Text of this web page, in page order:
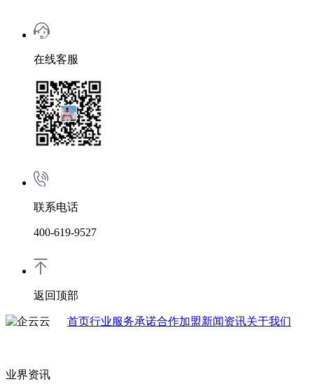
在线客服
联系电话
400-619-9527
返回顶部
首页行业服务承诺合作加盟新闻资讯关于我们
业界资讯